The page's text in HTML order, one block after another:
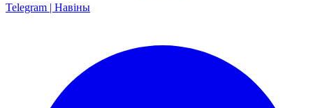
Telegram | Навіны